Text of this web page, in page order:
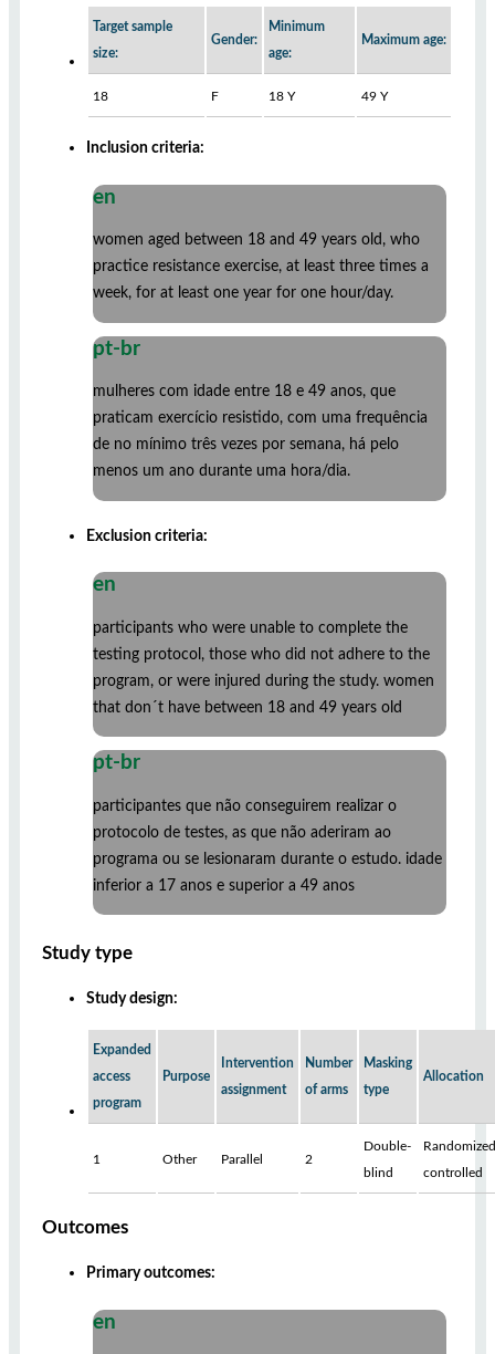
Target sample
size:
Gender:
Minimum
age:
Maximum age:
18 F 18 Y 49 Y
Inclusion criteria:
en
women aged between 18 and 49 years old, who
practice resistance exercise, at least three times a
week, for at least one year for one hour/day.
pt-br
mulheres com idade entre 18 e 49 anos, que
praticam exercício resistido, com uma frequência
de no mínimo três vezes por semana, há pelo
menos um ano durante uma hora/dia.
Exclusion criteria:
en
participants who were unable to complete the
testing protocol, those who did not adhere to the
program, or were injured during the study. women
that don´t have between 18 and 49 years old
pt-br
participantes que não conseguirem realizar o
protocolo de testes, as que não aderiram ao
programa ou se lesionaram durante o estudo. idade
inferior a 17 anos e superior a 49 anos
Study type
Study design:
Expanded
access
program
Purpose
Intervention
assignment
Number
of arms
Masking
type
Allocation
1 Other Parallel 2
Double-
blind
controlled
Outcomes
Primary outcomes:
en